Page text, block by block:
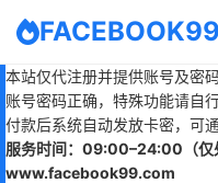
FACEBOOK99
本站仅代注册并提供账号及密
账号密码正确，特殊功能请自
付款后系统自动发放卡密，可
服务时间： 09:00–24:00 （
www.facebook99.com